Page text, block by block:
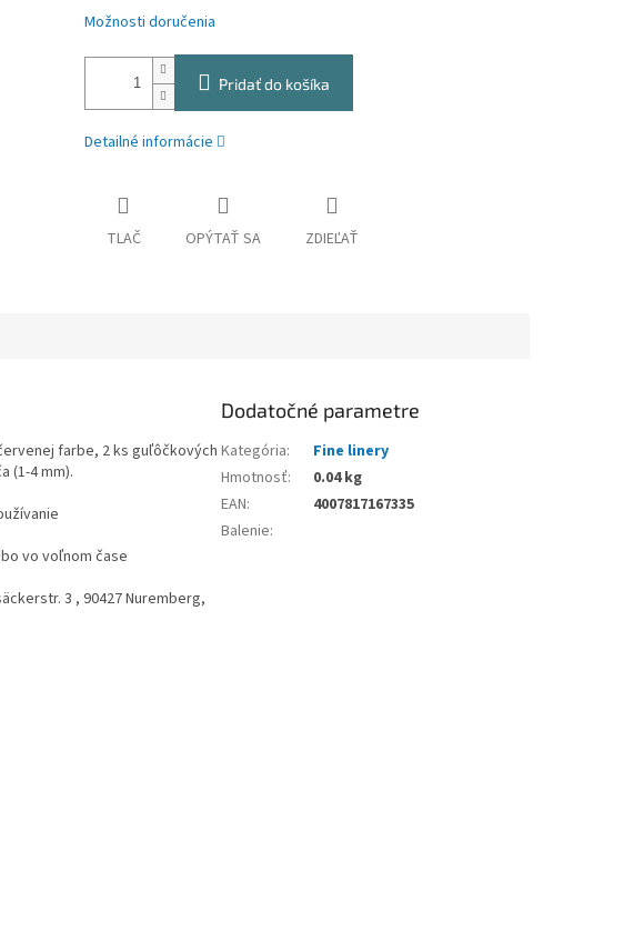
Možnosti doručenia
Pridať do košíka
Detailné informácie
TLAČ OPÝTAŤ SA ZDIEĽAŤ
farbe, 2 ks guľôčkových
(1-4 mm).
vo voľnom čase
3 , 90427 Nuremberg,
Dodatočné parametre
Kategória:
Fine linery
Hmotnosť:
0.04 kg
EAN:
4007817167335
Balenie: